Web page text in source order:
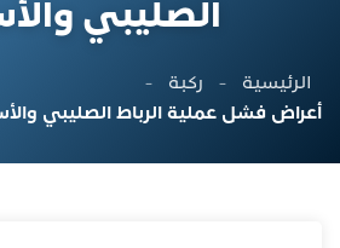
الصليبي
الرئيسية - ركبة
-
أعراض فشل عملية الرباط الصليبي